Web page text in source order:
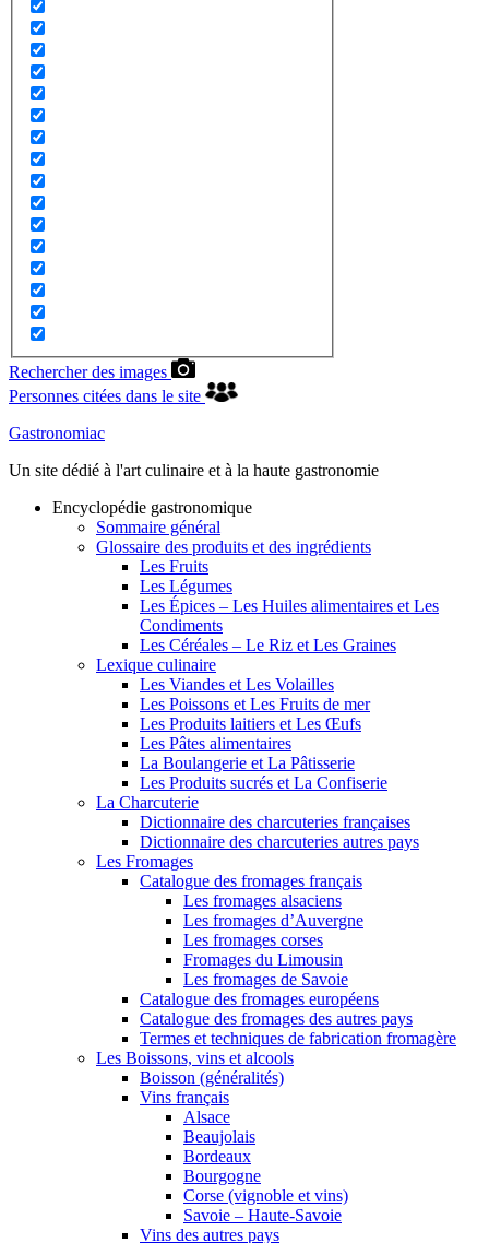
Rechercher des images
Personnes citées dans le site
Gastronomiac
Un site dédié à l'art culinaire et à la haute gastronomie
Encyclopédie gastronomique
Sommaire général
Glossaire des produits et des ingrédients
Les Fruits
Les Légumes
Les Épices – Les Huiles alimentaires et Les
Condiments
Les Céréales – Le Riz et Les Graines
Lexique culinaire
Les Viandes et Les Volailles
Les Poissons et Les Fruits de mer
Les Produits laitiers et Les Œufs
Les Pâtes alimentaires
La Boulangerie et La Pâtisserie
Les Produits sucrés et La Confiserie
La Charcuterie
Dictionnaire des charcuteries françaises
Dictionnaire des charcuteries autres pays
Les Fromages
Catalogue des fromages français
Les fromages alsaciens
Les fromages d’Auvergne
Les fromages corses
Fromages du Limousin
Les fromages de Savoie
Catalogue des fromages européens
Catalogue des fromages des autres pays
Termes et techniques de fabrication fromagère
Les Boissons, vins et alcools
Boisson (généralités)
Vins français
Alsace
Beaujolais
Bordeaux
Bourgogne
Corse (vignoble et vins)
Savoie – Haute-Savoie
Vins des autres pays